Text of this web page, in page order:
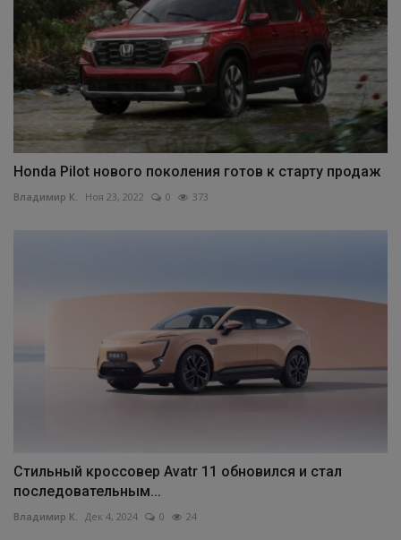
Honda Pilot нового поколения готов к старту продаж
Владимир К. Ноя 23, 2022 0 373
Стильный кроссовер Avatr 11 обновился и стал
последовательным...
Владимир К. Дек 4, 2024 0 24